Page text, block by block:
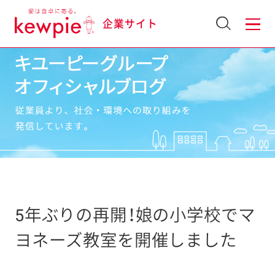
企業サイト
5年ぶりの再開！娘の小学校でマ
ヨネーズ教室を開催しました